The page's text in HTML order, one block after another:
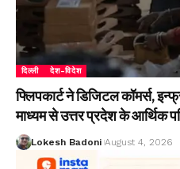
दिल्ली देश-विदेश
फ्लिपकार्ट ने डिजिटल कॉमर्स,
माध्यम से उत्तर प्रदेश के आर्थिक
Lokesh Badoni August 4, 2026